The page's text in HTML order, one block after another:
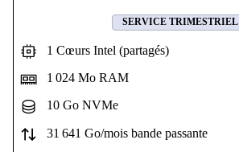
SERVICE TRIMESTRIEL
1 Cœurs Intel (partagés)
1 024 Mo RAM
10 Go NVMe
31 641 Go/mois bande passante